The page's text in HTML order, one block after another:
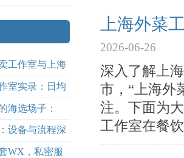
工作室与上海
室实录：日均
海选场子：
设备与流程深
WX，私密服
上海外菜
2026-06-26
深入了解上
市，“上海外
注。下面为
工作室在餐